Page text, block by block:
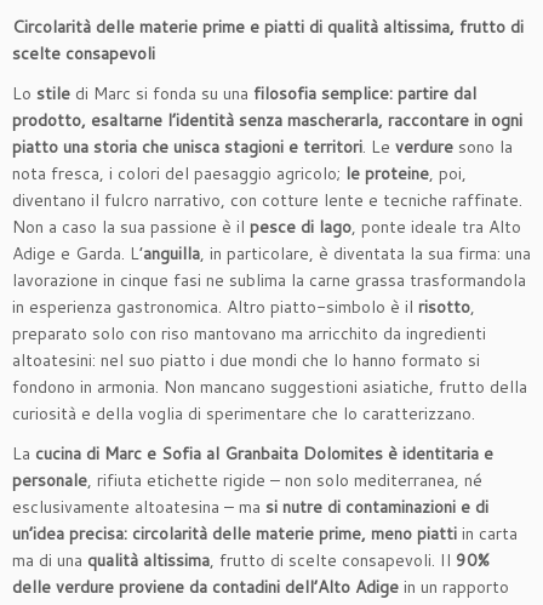
Circolarità delle materie prime e piatti di qualità altissima, frutto di
scelte consapevoli
Lo stile di Marc si fonda su una filosofia semplice: partire dal
prodotto, esaltarne l’identità senza mascherarla, raccontare in ogni
piatto una storia che unisca stagioni e territori. Le verdure sono la
nota fresca, i colori del paesaggio agricolo; le proteine, poi,
diventano il fulcro narrativo, con cotture lente e tecniche raffinate.
Non a caso la sua passione è il pesce di lago, ponte ideale tra Alto
Adige e Garda. L’anguilla, in particolare, è diventata la sua firma: una
lavorazione in cinque fasi ne sublima la carne grassa trasformandola
in esperienza gastronomica. Altro piatto-simbolo è il risotto,
preparato solo con riso mantovano ma arricchito da ingredienti
altoatesini: nel suo piatto i due mondi che lo hanno formato si
fondono in armonia. Non mancano suggestioni asiatiche, frutto della
curiosità e della voglia di sperimentare che lo caratterizzano.
La cucina di Marc e Sofia al Granbaita Dolomites è identitaria e
personale, rifiuta etichette rigide – non solo mediterranea, né
esclusivamente altoatesina – ma si nutre di contaminazioni e di
un’idea precisa: circolarità delle materie prime, meno piatti in carta
ma di una qualità altissima, frutto di scelte consapevoli. Il 90%
delle verdure proviene da contadini dell’Alto Adige in un rapporto